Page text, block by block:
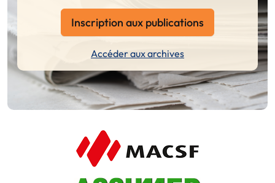
Inscription aux publications
Accéder aux archives